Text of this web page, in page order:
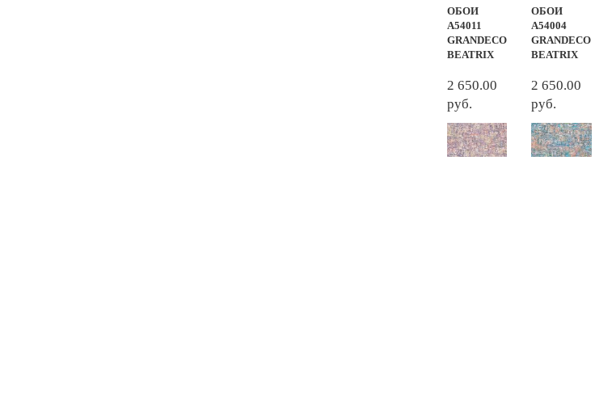
ОБОИ
A54011
GRANDECO
BEATRIX
2 650.00
руб.
ОБОИ
A54004
GRANDECO
BEATRIX
2 650.00
руб.